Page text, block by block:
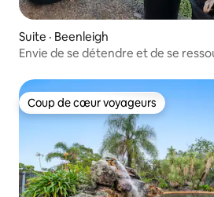
Suite · Beenleigh
Envie de se détendre et de se
Coup de cœur voyageurs
Coup de cœur voyageurs